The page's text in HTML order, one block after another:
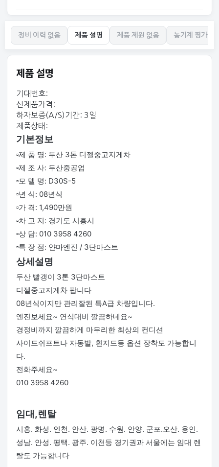
정비 이력 없음 제품 설명 제품 제원 없음 농기계 평가 없
제품 설명
기대번호:
신제품가격:
하자보증(A/S)기간: 3일
제품상태:
기본정보
▫️제 품 명: 두산 3톤 디젤중고지게차
▫️제 조 사: 두산중공업
▫️모 델 명: D30S-5
▫️년 식: 08년식
▫️가 격: 1,490만원
▫️차 고 지: 경기도 시흥시
▫️상 담: 010 3958 4260
▫️특 장 점: 얀마엔진 / 3단마스트
상세설명
두산 빨갱이 3톤 3단마스트
디젤중고지게차 팝니다
08년식이지만 관리잘된 특A급 차량입니다.
엔진보세요~ 연식대비 깔끔하네요~
경정비까지 깔끔하게 마무리한 최상의 컨디션
사이드쉬프트나 자동발, 흰지드등 옵션 장착도 가능합니
다.
전화주세요~
010 3958 4260
임대,렌탈
시흥. 화성. 인천. 안산. 광명. 수원. 안양. 군포.오산. 용인.
성남. 안성. 평택. 광주. 이천등 경기권과 서울에는 임대 렌
탈도 가능합니다